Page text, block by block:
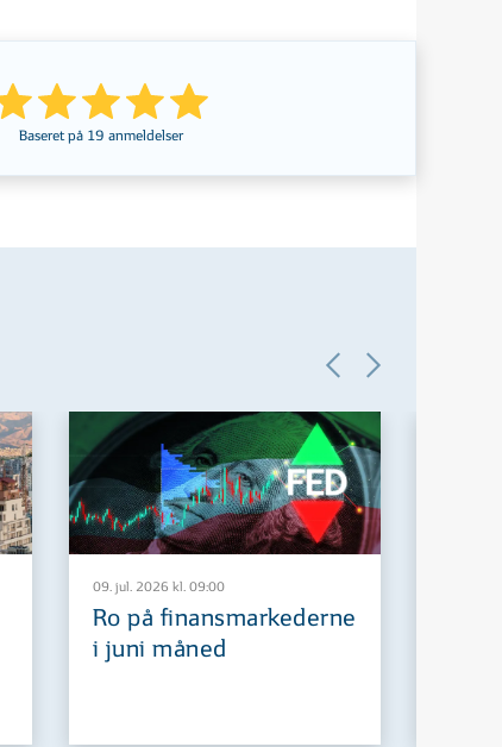
Baseret på 19 anmeldelser
09. jul. 2026 kl. 09:00
Ro på finansmarkederne
i juni måned